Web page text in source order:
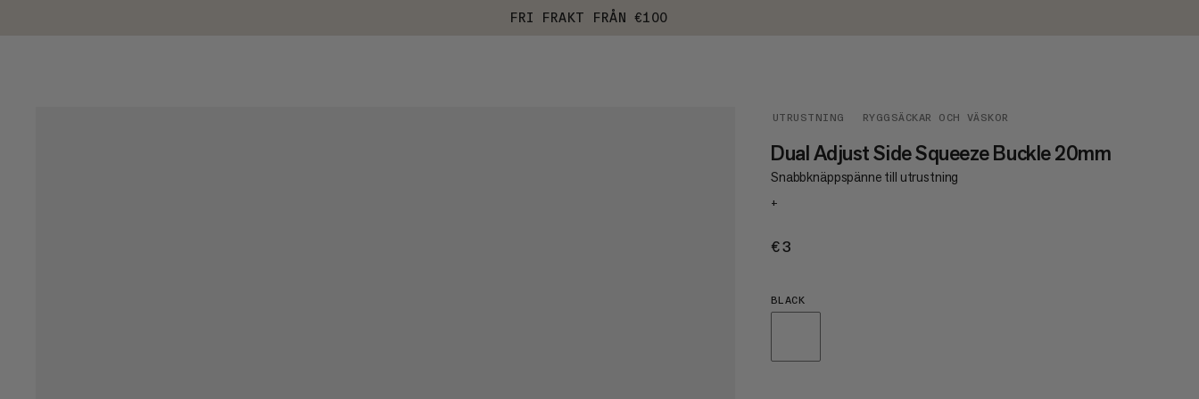
FRI FRAKT FRÅN €100
UTRUSTNING RYGGSÄCKAR OCH VÄSKOR
Dual Adjust Side Squeeze Buckle 20mm
Snabbknäppspänne till utrustning
+
€3
BLACK